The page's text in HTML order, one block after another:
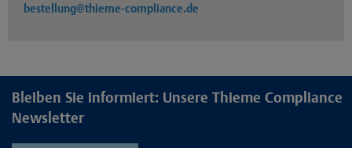
bestellung@thieme-compliance.de
Bleiben Sie informiert: Unsere Thieme Compliance
Newsletter